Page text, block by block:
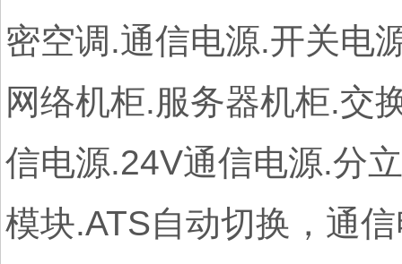
密空调.通信电源.开关电
网络机柜.服务器机柜.交
信电源.24V通信电源.分
模块.ATS自动切换，通